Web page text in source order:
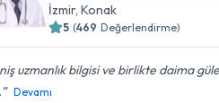
İzmir,Konak
5 (469 Değerlendirme)
uzmanlık bilgisi ve birlikte daima
Devamı